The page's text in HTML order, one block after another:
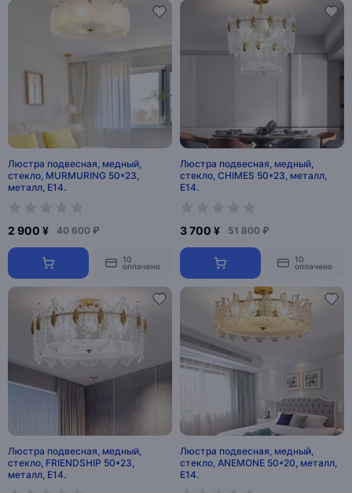
Люстра подвесная, медный,
стекло, MURMURING 50*23,
металл, E14.
2 900 ¥ 40 600 ₽
10
оплачено
Люстра подвесная, медный,
стекло, CHIMES 50*23, металл,
E14.
3 700 ¥ 51 800 ₽
10
оплачено
Люстра подвесная, медный,
стекло, FRIENDSHIP 50*23,
металл, E14.
Люстра подвесная, медный,
стекло, ANEMONE 50*20, металл,
E14.